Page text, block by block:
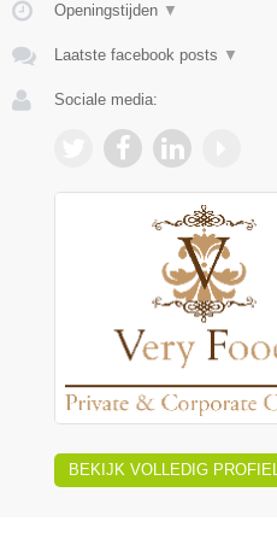
Openingstijden ▼
Laatste facebook posts ▼
Sociale media:
BEKIJK VOLLEDIG PROFIEL